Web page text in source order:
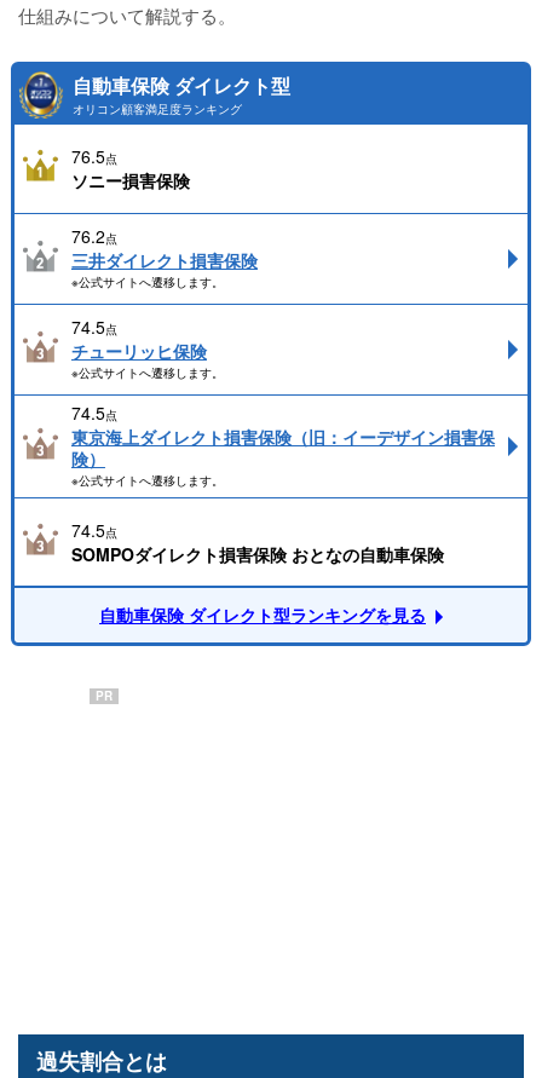
仕組みについて解説する。
自動車保険 ダイレクト型
オリコン顧客満足度ランキング
76.5点
ソニー損害保険
76.2点
三井ダイレクト損害保険
※公式サイトへ遷移します。
74.5点
チューリッヒ保険
※公式サイトへ遷移します。
74.5点
東京海上ダイレクト損害保険（旧：イーデザイン損害保
険）
※公式サイトへ遷移します。
74.5点
SOMPOダイレクト損害保険 おとなの自動車保険
自動車保険 ダイレクト型ランキングを見る
PR
過失割合とは